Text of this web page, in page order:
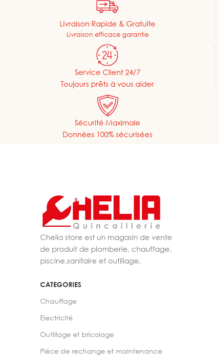
Livraison Rapide & Gratuite
Livraison efficace garantie
Service Client 24/7
Toujours prêts à vous aider
Sécurité Maximale
Données 100% sécurisées
Chelia store est un magasin de vente
de produit de plomberie, chauffage,
piscine,sanitaire et outillage.
CATEGORIES
Chauffage
Electricité
Outillage et bricolage
Pièce de rechange et maintenance